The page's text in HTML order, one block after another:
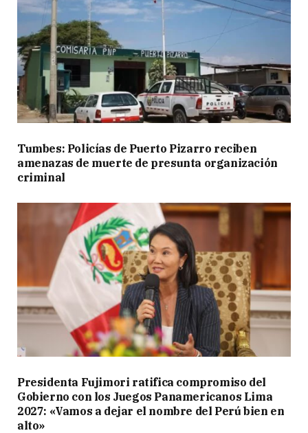
Tumbes: Policías de Puerto Pizarro reciben
amenazas de muerte de presunta organización
criminal
Presidenta Fujimori ratifica compromiso del
Gobierno con los Juegos Panamericanos Lima
2027: «Vamos a dejar el nombre del Perú bien en
alto»